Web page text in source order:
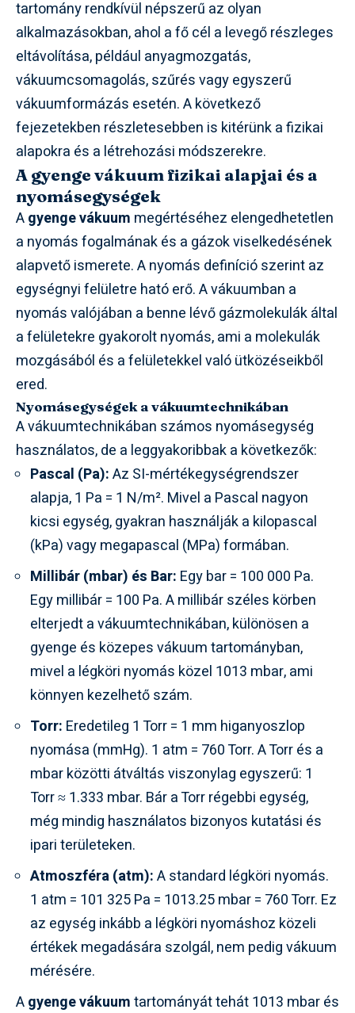
tartomány rendkívül népszerű az olyan
alkalmazásokban, ahol a fő cél a levegő részleges
eltávolítása, például anyagmozgatás,
vákuumcsomagolás, szűrés vagy egyszerű
vákuumformázás esetén. A következő
fejezetekben részletesebben is kitérünk a fizikai
alapokra és a létrehozási módszerekre.
A gyenge vákuum fizikai alapjai és a
nyomásegységek
Agyenge vákuum megértéséhez elengedhetetlen
a nyomás fogalmának és a gázok viselkedésének
alapvető ismerete. A nyomás definíció szerint az
egységnyi felületre ható erő. A vákuumban a
nyomás valójában a benne lévő gázmolekulák által
a felületekre gyakorolt nyomás, ami a molekulák
mozgásából és a felületekkel való ütközéseikből
ered.
Nyomásegységek a vákuumtechnikában
A vákuumtechnikában számos nyomásegység
használatos, de a leggyakoribbak a következők:
Pascal (Pa):Az SI-mértékegységrendszer
alapja, 1 Pa = 1 N/m². Mivel a Pascal nagyon
kicsi egység, gyakran használják a kilopascal
(kPa) vagy megapascal (MPa) formában.
Millibár (mbar) és Bar: Egy bar = 100 000 Pa.
Egy millibár = 100 Pa. A millibár széles körben
elterjedt a vákuumtechnikában, különösen a
gyenge és közepes vákuum tartományban,
mivel a légköri nyomás közel 1013 mbar, ami
könnyen kezelhető szám.
Torr: Eredetileg 1 Torr = 1 mm higanyoszlop
nyomása (mmHg). 1 atm = 760 Torr. A Torr és a
mbar közötti átváltás viszonylag egyszerű: 1
Torr ≈ 1.333 mbar. Bár a Torr régebbi egység,
még mindig használatos bizonyos kutatási és
ipari területeken.
Atmoszféra (atm):A standard légköri nyomás.
1 atm = 101 325 Pa = 1013.25 mbar = 760 Torr. Ez
az egység inkább a légköri nyomáshoz közeli
értékek megadására szolgál, nem pedig vákuum
mérésére.
Agyenge vákuumtartományát tehát 1013 mbar és